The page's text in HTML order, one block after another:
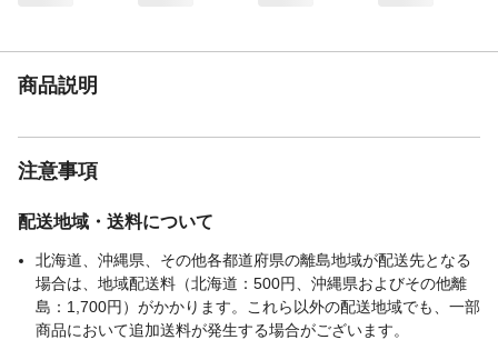
商品説明
注意事項
配送地域・送料について
北海道、沖縄県、その他各都道府県の離島地域が配送先となる
場合は、地域配送料（北海道：500円、沖縄県およびその他離
島：1,700円）がかかります。これら以外の配送地域でも、一部
商品において追加送料が発生する場合がございます。